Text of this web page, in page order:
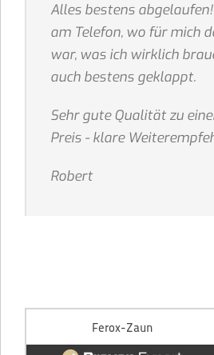
Alles bestens
am Telefon, wo für mich
war, was ich wirklich
auch bestens geklappt.
Sehr gute Qualität zu
Preis - klare
Robert